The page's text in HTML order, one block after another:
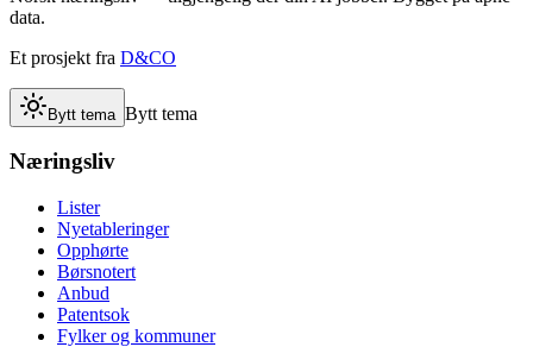
data.
Et prosjekt fra D&CO
Bytt tema Bytt tema
Næringsliv
Lister
Nyetableringer
Opphørte
Børsnotert
Anbud
Patentsok
Fylker og kommuner